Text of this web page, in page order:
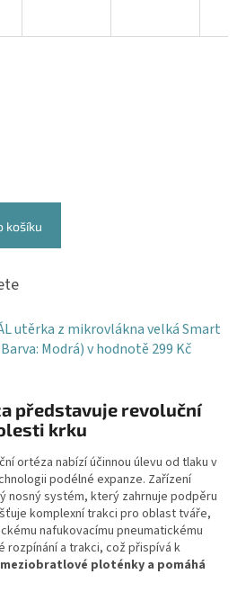
košíku
utěrka z mikrovlákna velká Smart
Modrá)v hodnotě 299 Kč
představuje revoluční
krku
ortéza nabízí účinnou úlevu od tlaku v
podélné expanze. Zařízení
nosný systém, který zahrnuje podpěru
komplexní trakci pro oblast tváře,
nafukovacímu pneumatickému
rozpínání a trakci, což přispívá k
ploténky a pomáhá